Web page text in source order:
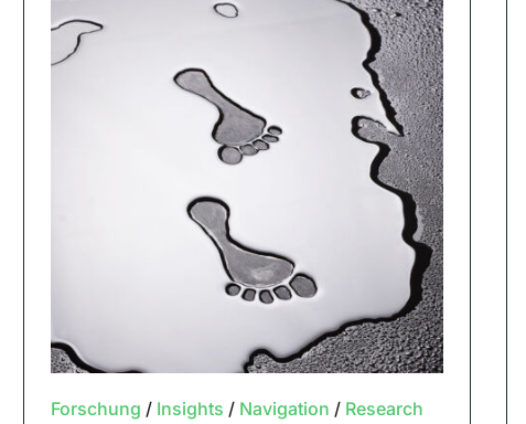
Forschung / Insights / Navigation / Research